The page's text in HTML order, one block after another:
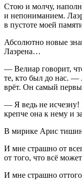
Стою и молчу,
и непониманием.
в пустоте моей
Абсолютно новые
Лаэрена…
— Велиар говорит,
те, кто был до нас.
врёт. Он самый
— Я ведь не
крепче она к нему и
В мирике Арис
И мне страшно от
от того, что всё
И мне страшно